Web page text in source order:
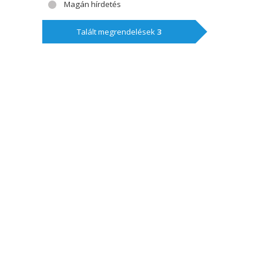
Magán hírdetés
Talált megrendelések 3